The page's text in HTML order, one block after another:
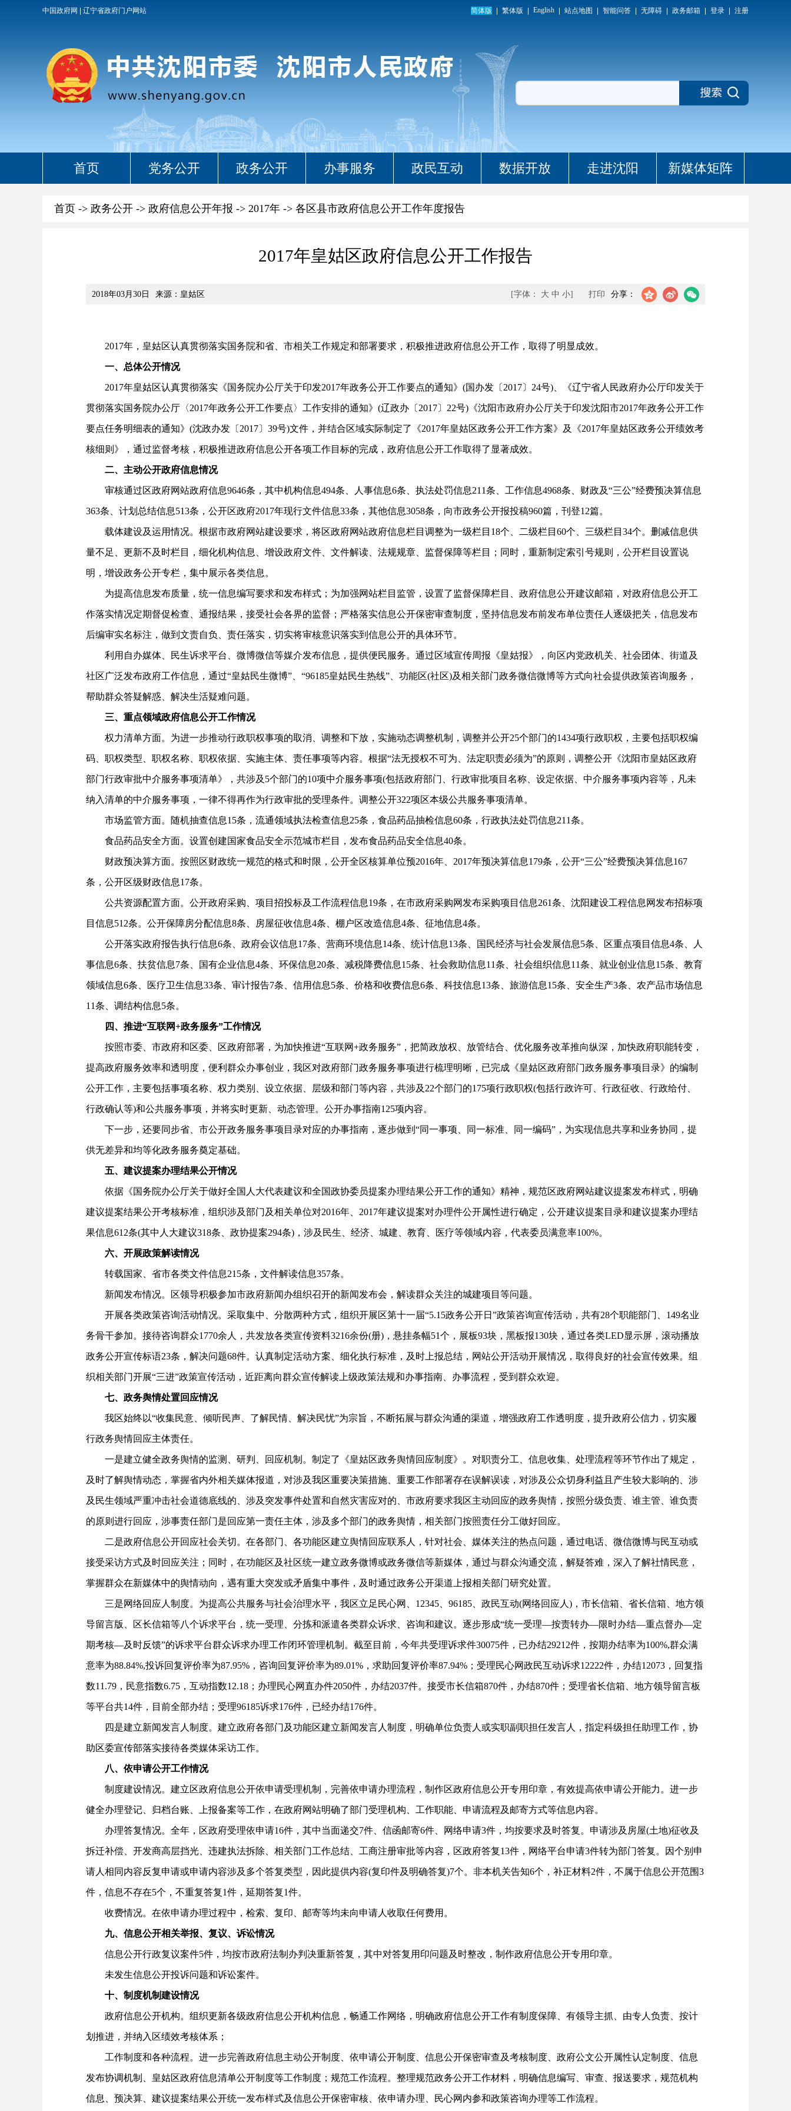
中国政府网 辽宁省政府门户网站 简体版 繁体版 English 站点地图 智能问答 无障碍 政务邮箱 登录 注册
首页 党务公开 政务公开 办事服务 政民互动 数据开放 走进沈阳 新媒体矩阵
首页 -> 政务公开 -> 政府信息公开年报 -> 2017年 -> 各区县市政府信息公开工作年度报告
2017年皇姑区政府信息公开工作报告
2018年03月30日 来源：皇姑区 分享：
[字体： 大 中 小] 打印
2017年，皇姑区认真贯彻落实国务院和省、市相关工作规定和部署要求，积极推进政府信息公开工作，取得了明显成效。
一、总体公开情况
2017年皇姑区认真贯彻落实《国务院办公厅关于印发2017年政务公开工作要点的通知》(国办发〔2017〕24号)、《辽宁省人民政府办公厅印发关于
贯彻落实国务院办公厅〈2017年政务公开工作要点〉工作安排的通知》(辽政办〔2017〕22号)《沈阳市政府办公厅关于印发沈阳市2017年政务公开工作
要点任务明细表的通知》(沈政办发〔2017〕39号)文件，并结合区域实际制定了《2017年皇姑区政务公开工作方案》及《2017年皇姑区政务公开绩效考
核细则》，通过监督考核，积极推进政府信息公开各项工作目标的完成，政府信息公开工作取得了显著成效。
二、主动公开政府信息情况
审核通过区政府网站政府信息9646条，其中机构信息494条、人事信息6条、执法处罚信息211条、工作信息4968条、财政及“三公”经费预决算信息
363条、计划总结信息513条，公开区政府2017年现行文件信息33条，其他信息3058条，向市政务公开报投稿960篇，刊登12篇。
载体建设及运用情况。根据市政府网站建设要求，将区政府网站政府信息栏目调整为一级栏目18个、二级栏目60个、三级栏目34个。删减信息供
量不足、更新不及时栏目，细化机构信息、增设政府文件、文件解读、法规规章、监督保障等栏目；同时，重新制定索引号规则，公开栏目设置说
明，增设政务公开专栏，集中展示各类信息。
为提高信息发布质量，统一信息编写要求和发布样式；为加强网站栏目监管，设置了监督保障栏目、政府信息公开建议邮箱，对政府信息公开工
作落实情况定期督促检查、通报结果，接受社会各界的监督；严格落实信息公开保密审查制度，坚持信息发布前发布单位责任人逐级把关，信息发布
后编审实名标注，做到文责自负、责任落实，切实将审核意识落实到信息公开的具体环节。
利用自办媒体、民生诉求平台、微博微信等媒介发布信息，提供便民服务。通过区域宣传周报《皇姑报》，向区内党政机关、社会团体、街道及
社区广泛发布政府工作信息，通过“皇姑民生微博”、“96185皇姑民生热线”、功能区(社区)及相关部门政务微信微博等方式向社会提供政策咨询服务，
帮助群众答疑解惑、解决生活疑难问题。
三、重点领域政府信息公开工作情况
权力清单方面。为进一步推动行政职权事项的取消、调整和下放，实施动态调整机制，调整并公开25个部门的1434项行政职权，主要包括职权编
码、职权类型、职权名称、职权依据、实施主体、责任事项等内容。根据“法无授权不可为、法定职责必须为”的原则，调整公开《沈阳市皇姑区政府
部门行政审批中介服务事项清单》，共涉及5个部门的10项中介服务事项(包括政府部门、行政审批项目名称、设定依据、中介服务事项内容等，凡未
纳入清单的中介服务事项，一律不得再作为行政审批的受理条件。调整公开322项区本级公共服务事项清单。
市场监管方面。随机抽查信息15条，流通领域执法检查信息25条，食品药品抽检信息60条，行政执法处罚信息211条。
食品药品安全方面。设置创建国家食品安全示范城市栏目，发布食品药品安全信息40条。
财政预决算方面。按照区财政统一规范的格式和时限，公开全区核算单位预2016年、2017年预决算信息179条，公开“三公”经费预决算信息167
条，公开区级财政信息17条。
公共资源配置方面。公开政府采购、项目招投标及工作流程信息19条，在市政府采购网发布采购项目信息261条、沈阳建设工程信息网发布招标项
目信息512条。公开保障房分配信息8条、房屋征收信息4条、棚户区改造信息4条、征地信息4条。
公开落实政府报告执行信息6条、政府会议信息17条、营商环境信息14条、统计信息13条、国民经济与社会发展信息5条、区重点项目信息4条、人
事信息6条、扶贫信息7条、国有企业信息4条、环保信息20条、减税降费信息15条、社会救助信息11条、社会组织信息11条、就业创业信息15条、教育
领域信息6条、医疗卫生信息33条、审计报告7条、信用信息5条、价格和收费信息6条、科技信息13条、旅游信息15条、安全生产3条、农产品市场信息
11条、调结构信息5条。
四、推进“互联网+政务服务”工作情况
按照市委、市政府和区委、区政府部署，为加快推进“互联网+政务服务”，把简政放权、放管结合、优化服务改革推向纵深，加快政府职能转变，
提高政府服务效率和透明度，便利群众办事创业，我区对政府部门政务服务事项进行梳理明晰，已完成《皇姑区政府部门政务服务事项目录》的编制
公开工作，主要包括事项名称、权力类别、设立依据、层级和部门等内容，共涉及22个部门的175项行政职权(包括行政许可、行政征收、行政给付、
行政确认等)和公共服务事项，并将实时更新、动态管理。公开办事指南125项内容。
下一步，还要同步省、市公开政务服务事项目录对应的办事指南，逐步做到“同一事项、同一标准、同一编码”，为实现信息共享和业务协同，提
供无差异和均等化政务服务奠定基础。
五、建议提案办理结果公开情况
依据《国务院办公厅关于做好全国人大代表建议和全国政协委员提案办理结果公开工作的通知》精神，规范区政府网站建议提案发布样式，明确
建议提案结果公开考核标准，组织涉及部门及相关单位对2016年、2017年建议提案对办理件公开属性进行确定，公开建议提案目录和建议提案办理结
果信息612条(其中人大建议318条、政协提案294条)，涉及民生、经济、城建、教育、医疗等领域内容，代表委员满意率100%。
六、开展政策解读情况
转载国家、省市各类文件信息215条，文件解读信息357条。
新闻发布情况。区领导积极参加市政府新闻办组织召开的新闻发布会，解读群众关注的城建项目等问题。
开展各类政策咨询活动情况。采取集中、分散两种方式，组织开展区第十一届“5.15政务公开日”政策咨询宣传活动，共有28个职能部门、149名业
务骨干参加。接待咨询群众1770余人，共发放各类宣传资料3216余份(册)，悬挂条幅51个，展板93块，黑板报130块，通过各类LED显示屏，滚动播放
政务公开宣传标语23条，解决问题68件。认真制定活动方案、细化执行标准，及时上报总结，网站公开活动开展情况，取得良好的社会宣传效果。组
织相关部门开展“三进”政策宣传活动，近距离向群众宣传解读上级政策法规和办事指南、办事流程，受到群众欢迎。
七、政务舆情处置回应情况
我区始终以“收集民意、倾听民声、了解民情、解决民忧”为宗旨，不断拓展与群众沟通的渠道，增强政府工作透明度，提升政府公信力，切实履
行政务舆情回应主体责任。
一是建立健全政务舆情的监测、研判、回应机制。制定了《皇姑区政务舆情回应制度》。对职责分工、信息收集、处理流程等环节作出了规定，
及时了解舆情动态，掌握省内外相关媒体报道，对涉及我区重要决策措施、重要工作部署存在误解误读，对涉及公众切身利益且产生较大影响的、涉
及民生领域严重冲击社会道德底线的、涉及突发事件处置和自然灾害应对的、市政府要求我区主动回应的政务舆情，按照分级负责、谁主管、谁负责
的原则进行回应，涉事责任部门是回应第一责任主体，涉及多个部门的政务舆情，相关部门按照责任分工做好回应。
二是政府信息公开回应社会关切。在各部门、各功能区建立舆情回应联系人，针对社会、媒体关注的热点问题，通过电话、微信微博与民互动或
接受采访方式及时回应关注；同时，在功能区及社区统一建立政务微博或政务微信等新媒体，通过与群众沟通交流，解疑答难，深入了解社情民意，
掌握群众在新媒体中的舆情动向，遇有重大突发或矛盾集中事件，及时通过政务公开渠道上报相关部门研究处置。
三是网络回应人制度。为提高公共服务与社会治理水平，我区立足民心网、12345、96185、政民互动(网络回应人)，市长信箱、省长信箱、地方领
导留言版、区长信箱等八个诉求平台，统一受理、分拣和派遣各类群众诉求、咨询和建议。逐步形成“统一受理—按责转办—限时办结—重点督办—定
期考核—及时反馈”的诉求平台群众诉求办理工作闭环管理机制。截至目前，今年共受理诉求件30075件，已办结29212件，按期办结率为100%,群众满
意率为88.84%,投诉回复评价率为87.95%，咨询回复评价率为89.01%，求助回复评价率87.94%；受理民心网政民互动诉求12222件，办结12073，回复指
数11.79，民意指数6.75，互动指数12.18；办理民心网直办件2050件，办结2037件。接受市长信箱870件，办结870件；受理省长信箱、地方领导留言板
等平台共14件，目前全部办结；受理96185诉求176件，已经办结176件。
四是建立新闻发言人制度。建立政府各部门及功能区建立新闻发言人制度，明确单位负责人或实职副职担任发言人，指定科级担任助理工作，协
助区委宣传部落实接待各类媒体采访工作。
八、依申请公开工作情况
制度建设情况。建立区政府信息公开依申请受理机制，完善依申请办理流程，制作区政府信息公开专用印章，有效提高依申请公开能力。进一步
健全办理登记、归档台账、上报备案等工作，在政府网站明确了部门受理机构、工作职能、申请流程及邮寄方式等信息内容。
办理答复情况。全年，区政府受理依申请16件，其中当面递交7件、信函邮寄6件、网络申请3件，均按要求及时答复。申请涉及房屋(土地)征收及
拆迁补偿、开发商高层挡光、违建执法拆除、相关部门工作总结、工商注册审批等内容，区政府答复13件，网络平台申请3件转为部门答复。因个别申
请人相同内容反复申请或申请内容涉及多个答复类型，因此提供内容(复印件及明确答复)7个。非本机关告知6个，补正材料2件，不属于信息公开范围3
件，信息不存在5个，不重复答复1件，延期答复1件。
收费情况。在依申请办理过程中，检索、复印、邮寄等均未向申请人收取任何费用。
九、信息公开相关举报、复议、诉讼情况
信息公开行政复议案件5件，均按市政府法制办判决重新答复，其中对答复用印问题及时整改，制作政府信息公开专用印章。
未发生信息公开投诉问题和诉讼案件。
十、制度机制建设情况
政府信息公开机构。组织更新各级政府信息公开机构信息，畅通工作网络，明确政府信息公开工作有制度保障、有领导主抓、由专人负责、按计
划推进，并纳入区绩效考核体系；
工作制度和各种流程。进一步完善政府信息主动公开制度、依申请公开制度、信息公开保密审查及考核制度、政府公文公开属性认定制度、信息
发布协调机制、皇姑区政府信息清单公开制度等工作制度；规范工作流程。整理规范政务公开工作材料，明确信息编写、审查、报送要求，规范机构
信息、预决算、建议提案结果公开统一发布样式及信息公开保密审核、依申请办理、民心网内参和政策咨询办理等工作流程。